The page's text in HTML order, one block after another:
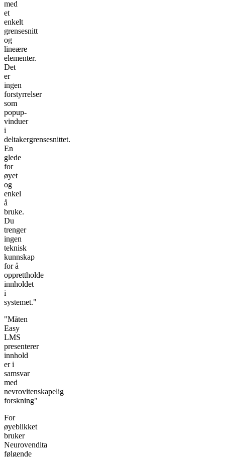
med
et
enkelt
grensesnitt
og
lineære
elementer.
Det
er
ingen
forstyrrelser
som
popup-
vinduer
i
deltakergrensesnittet.
En
glede
for
øyet
og
enkel
å
bruke.
Du
trenger
ingen
teknisk
kunnskap
for å
opprettholde
innholdet
i
systemet."
"Måten
Easy
LMS
presenterer
innhold
er i
samsvar
med
nevrovitenskapelig
forskning"
For
øyeblikket
bruker
Neurovendita
følgende